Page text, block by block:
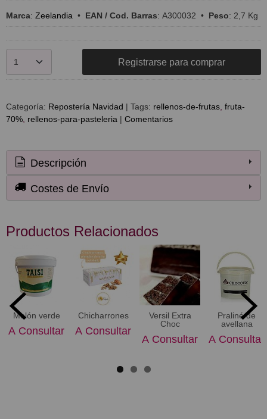
Marca: Zeelandia • EAN / Cod. Barras: A300032 • Peso: 2,7 Kg
Registrarse para comprar
Categoría: Repostería Navidad | Tags: rellenos-de-frutas fruta-
70% rellenos-para-pasteleria | Comentarios
Descripción
Costes de Envío
Productos Relacionados
Melón verde
A Consultar
Chicharrones
A Consultar
Versil Extra
Choc
A Consultar
Praliné de
avellana
A Consultar